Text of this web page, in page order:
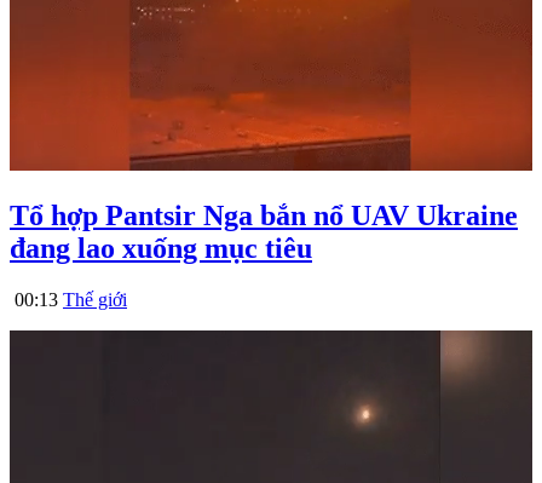
Tổ hợp Pantsir Nga bắn nổ UAV Ukraine
đang lao xuống mục tiêu
00:13 Thế giới